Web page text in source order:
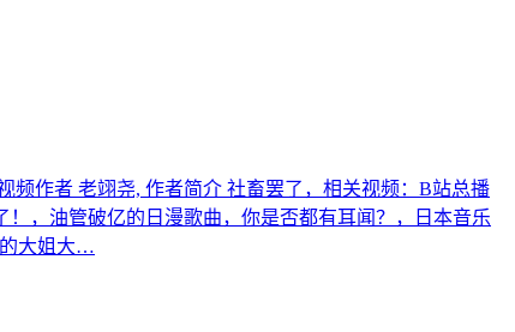
频作者 老翊尧, 作者简介 社畜罢了，相关视频：B站总播
！，油管破亿的日漫歌曲，你是否都有耳闻？，日本音乐
的大姐大…